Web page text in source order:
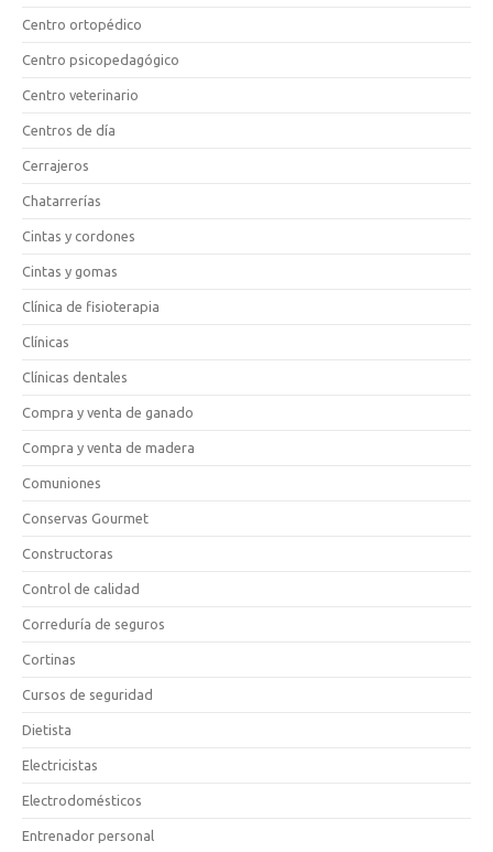
Centro ortopédico
Centro psicopedagógico
Centro veterinario
Centros de día
Cerrajeros
Chatarrerías
Cintas y cordones
Cintas y gomas
Clínica de fisioterapia
Clínicas
Clínicas dentales
Compra y venta de ganado
Compra y venta de madera
Comuniones
Conservas Gourmet
Constructoras
Control de calidad
Correduría de seguros
Cortinas
Cursos de seguridad
Dietista
Electricistas
Electrodomésticos
Entrenador personal